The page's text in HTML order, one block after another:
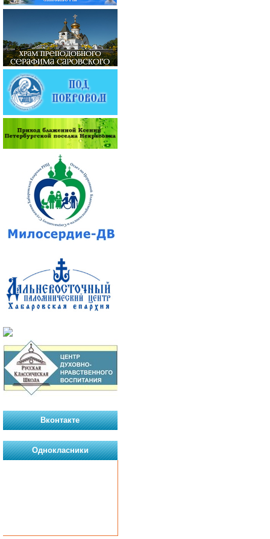
Вконтакте
Однокласники